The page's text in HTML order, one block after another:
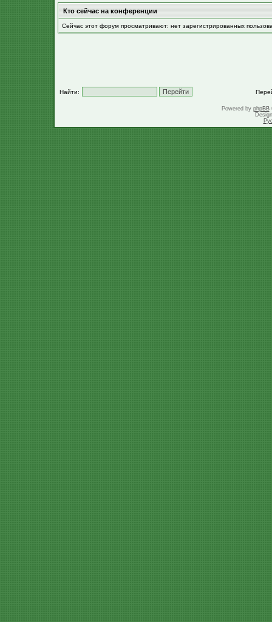
Кто сейчас на конференции
Сейчас этот форум просматривают: нет зарегистрированных
Найти:
Powered by phpBB